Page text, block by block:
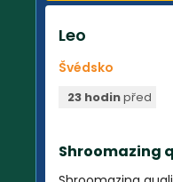
Leo
Švédsko
23 hodinpřed
Shroomazing